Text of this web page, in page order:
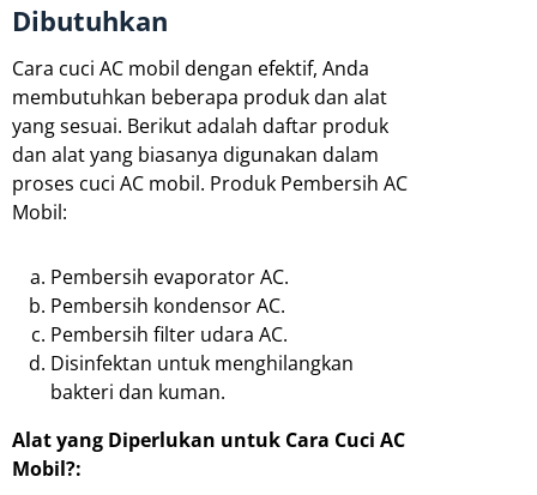
Dibutuhkan
Cara cuci AC mobil dengan efektif, Anda
membutuhkan beberapa produk dan alat
yang sesuai. Berikut adalah daftar produk
dan alat yang biasanya digunakan dalam
proses cuci AC mobil. Produk Pembersih AC
Mobil:
Pembersih evaporator AC.
Pembersih kondensor AC.
Pembersih filter udara AC.
Disinfektan untuk menghilangkan
bakteri dan kuman.
Alat yang Diperlukan untuk Cara Cuci AC
Mobil?: